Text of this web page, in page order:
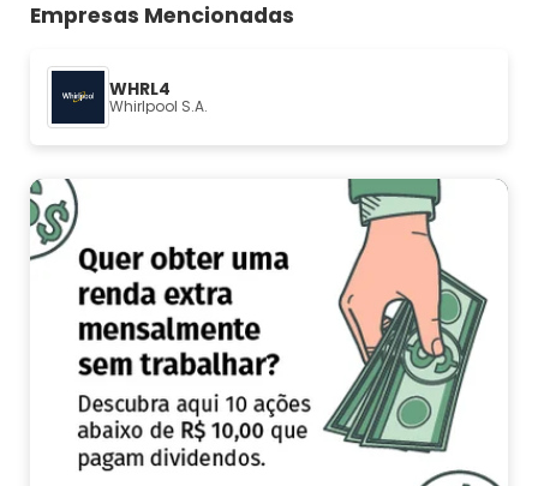
Empresas Mencionadas
WHRL4
Whirlpool S.A.